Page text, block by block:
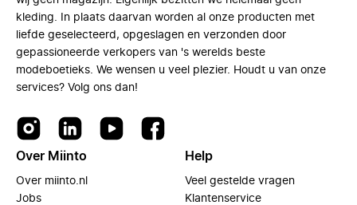
kleding. In plaats daarvan worden al onze producten met
liefde geselecteerd, opgeslagen en verzonden door
gepassioneerde verkopers van 's werelds beste
modeboetieks. We wensen u veel plezier. Houdt u van onze
services? Volg ons dan!
Over Miinto
Over miinto.nl
Jobs
Help
Veel gestelde vragen
Klantenservice